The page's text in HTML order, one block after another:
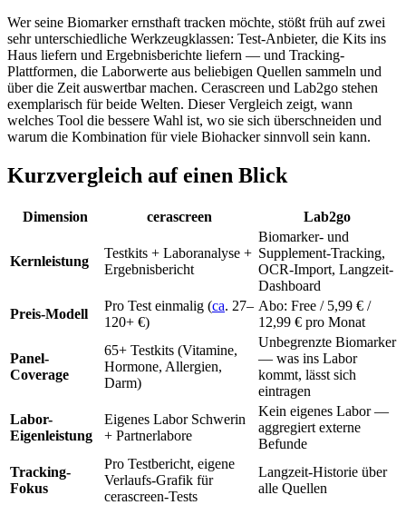
Wer seine Biomarker ernsthaft tracken möchte, stößt früh auf zwei
sehr unterschiedliche Werkzeugklassen: Test-Anbieter, die Kits ins
Haus liefern und Ergebnisberichte liefern — und Tracking-
Plattformen, die Laborwerte aus beliebigen Quellen sammeln und
über die Zeit auswertbar machen. Cerascreen und Lab2go stehen
exemplarisch für beide Welten. Dieser Vergleich zeigt, wann
welches Tool die bessere Wahl ist, wo sie sich überschneiden und
warum die Kombination für viele Biohacker sinnvoll sein kann.
Kurzvergleich auf einen Blick
Dimension cerascreen Lab2go
Kernleistung
Testkits + Laboranalyse +
Ergebnisbericht
Biomarker- und
Supplement-Tracking,
OCR-Import, Langzeit-
Dashboard
Preis-Modell
Pro Test einmalig (ca. 27–
120+ €)
Abo: Free / 5,99 € /
12,99 € pro Monat
Panel-
Coverage
65+ Testkits (Vitamine,
Hormone, Allergien,
Darm)
Unbegrenzte Biomarker
— was ins Labor
kommt, lässt sich
eintragen
Labor-
Eigenleistung
Eigenes Labor Schwerin
+ Partnerlabore
Kein eigenes Labor —
aggregiert externe
Befunde
Tracking-
Fokus
Pro Testbericht, eigene
Verlaufs-Grafik für
cerascreen-Tests
Langzeit-Historie über
alle Quellen